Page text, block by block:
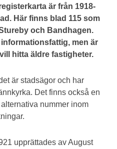
är från 1918-
Här finns blad 115 som
och Bandhagen.
men är
hitta äldre fastigheter.
är stadsägor och har
Det finns också en
nummer inom
upprättades av August